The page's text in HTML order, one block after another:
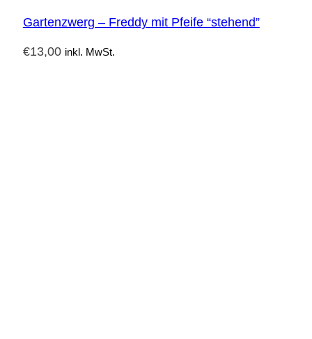
Gartenzwerg – Freddy mit Pfeife “stehend”
€13,00 inkl. MwSt.